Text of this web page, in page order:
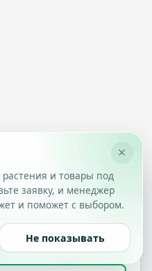
проспект, д. 104, корп. 1,
файлов cookie
данных
все
и товары под
заявку, и менеджер
и поможет с выбором.
Не показывать